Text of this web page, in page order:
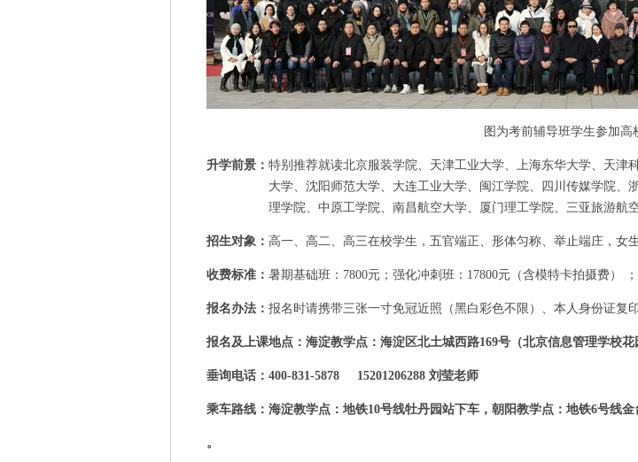
图为考前辅导班学生参加高
升学前景： 特别推荐就读北京服装学院、天津工业大学、上海东华大学、天
大学、沈阳师范大学、大连工业大学、闽江学院、四川传媒学院、
理学院、中原工学院、南昌航空大学、厦门理工学院、三亚旅游航
招生对象： 高一、高二、高三在校学生， 五官端正、形体匀称、举止端庄， 女
收费标准： 暑期基础班：7800元；强化冲刺班：17800元（含模特卡拍摄费）
报名办法： 报名 时请携带三张一寸免冠近照（黑白彩色不限）、本人身份证复
报名及上课地点： 海淀教学点：海淀区北土城西路169号（北京信息管理学校
垂询电话：400-831-5878 15201206288 刘莹老师
乘车路线： 海淀教学点：地铁10号线牡丹园站下车，朝阳教学点：地铁6号线金
。